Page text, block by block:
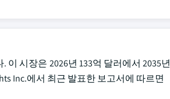
시장은 2026년 133억 달러에서 2035
Inc.에서 최근 발표한 보고서에 따르면